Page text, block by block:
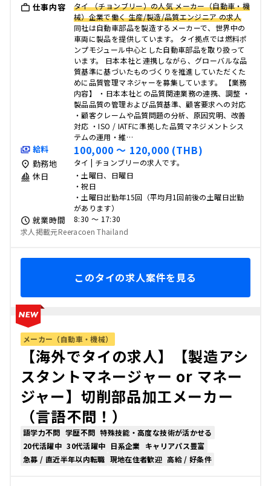
仕事内容
タイ （チョンブリー）の人気 メーカー（自動車・機
械）企業で働く 生産/製造/品質エンジニア の求人
同社は自動車部品を製造するメーカーで、世界中の
車両に製品を提供しています。 タイ拠点では燃料ポ
ンプモジュール中心とした自動車部品を取り扱って
います。 日本本社と連携しながら、グローバルな品
質基準に基づいたものづくりを推進していただくた
めに品質管理マネジャーを募集しています。 【業務
内容】 ・日本本社との品質関連業務の連携、調整 ・
製品品質の管理および品質基準、顧客要求への対応
・顧客クレームや品質問題の分析、原因究明、改善
対応 ・ISO / IATFに準拠した品質マネジメントシス
テムの運用・維…
給料 100,000 〜 120,000 (THB)
勤務地 タイ | チョンブリーの求人です。
休日
・土曜日、日曜日
・祝日
・土曜日出勤年15回（平均月1回前後の土曜日出勤
があります）
就業時間
8:30 〜 17:30
求人掲載元Reeracoen Thailand
このタイの求人案件を見る
メーカー（自動車・機械）
【海外でタイの求人】【製造アシ
スタントマネージャー or マネー
ジャー】切削部品加工メーカー
（言語不問！）
語学力不問 学歴不問 特殊技能・高度な技術が活かせる
20代活躍中 30代活躍中 日系企業
キャリアパス豊富
急募 / 直近半年以内転職 現地在住者歓迎 高給 / 好条件